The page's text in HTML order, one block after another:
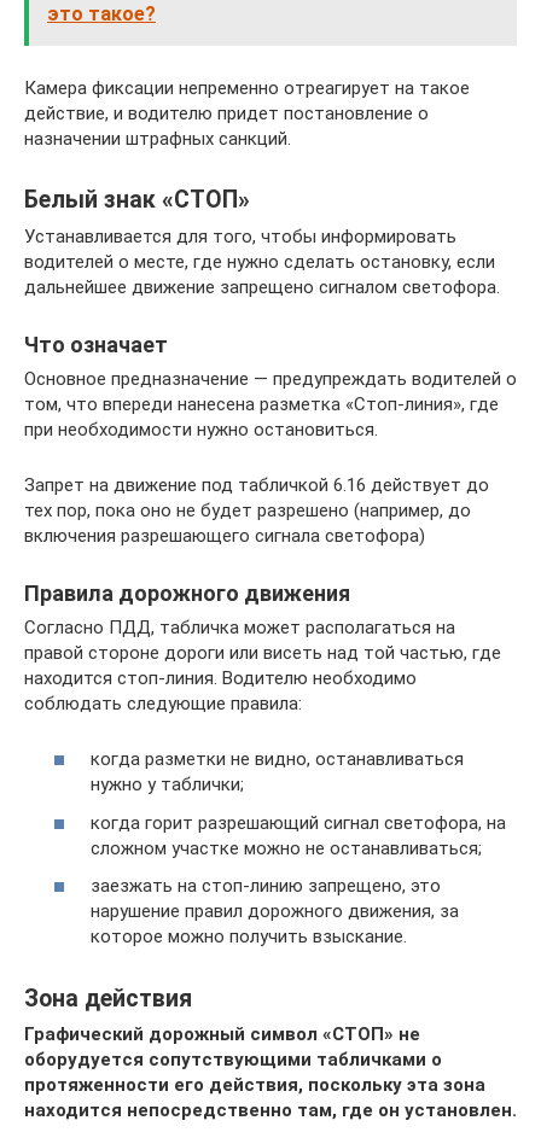
это такое?
Камера фиксации непременно отреагирует на такое
действие, и водителю придет постановление о
назначении штрафных санкций.
Белый знак «СТОП»
Устанавливается для того, чтобы информировать
водителей о месте, где нужно сделать остановку, если
дальнейшее движение запрещено сигналом светофора.
Что означает
Основное предназначение — предупреждать водителей о
том, что впереди нанесена разметка «Стоп-линия», где
при необходимости нужно остановиться.
Запрет на движение под табличкой 6.16 действует до
тех пор, пока оно не будет разрешено (например, до
включения разрешающего сигнала светофора)
Правила дорожного движения
Согласно ПДД, табличка может располагаться на
правой стороне дороги или висеть над той частью, где
находится стоп-линия. Водителю необходимо
соблюдать следующие правила:
когда разметки не видно, останавливаться
нужно у таблички;
когда горит разрешающий сигнал светофора, на
сложном участке можно не останавливаться;
заезжать на стоп-линию запрещено, это
нарушение правил дорожного движения, за
которое можно получить взыскание.
Зона действия
Графический дорожный символ «СТОП» не
оборудуется сопутствующими табличками о
протяженности его действия, поскольку эта зона
находится непосредственно там, где он установлен.